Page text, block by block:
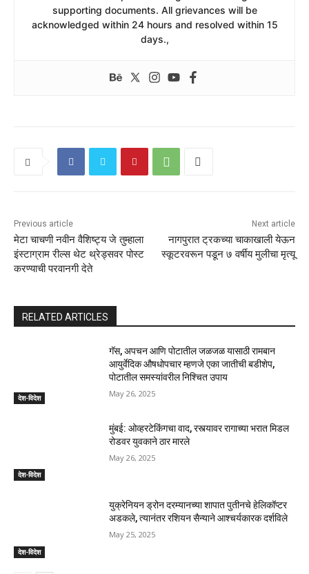
supporting documents. All grievances will be
acknowledged within 24 hours and resolved within 15
days.,
Previous article
मेटा चाचणी नवीन वैशिष्ट्य जे तुम्हाला
इंस्टाग्राम रील्स थेट थ्रेड्सवर पोस्ट
करण्याची परवानगी देते
Next article
नागपुरात ट्रकच्या चाकाखाली येऊन
स्कूटरवरून पडून ७ वर्षीय मुलीचा मृत्यू
RELATED ARTICLES
देश-विदेश
गॅस, अपचन आणि पोटातील जळजळ यासाठी रामबान
आयुर्वेदिक औषधोपचार म्हणजे एका जातीची बडीशेप,
पोटातील समस्यांवरील निश्चित उपाय
May 26, 2025
देश-विदेश
मुंबई: ओव्हरटेकिंगचा वाद, रस्त्यावर रागाच्या भरात मिडल
रोडवर युवकाने ठार मारले
May 26, 2025
देश-विदेश
युक्रेनियन ड्रोन दरम्यानच्या शापात पुतीनचे हेलिकॉप्टर
अडकले, त्यानंतर रशियन सैन्याने आश्चर्यकारक दर्शविले
May 25, 2025